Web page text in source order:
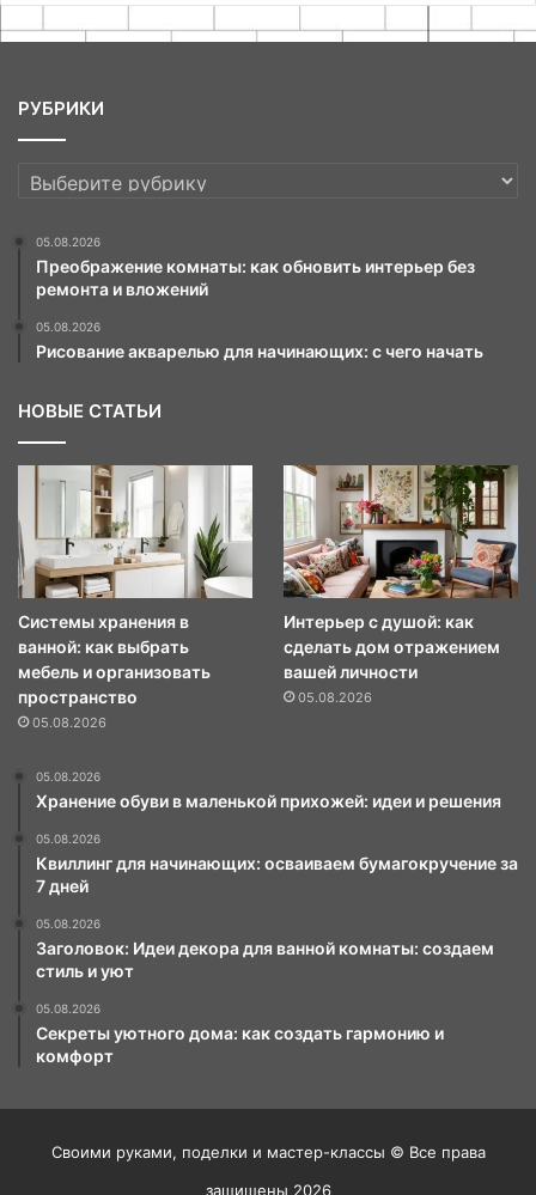
РУБРИКИ
РУБРИКИ
05.08.2026
Преображение комнаты: как обновить интерьер без
ремонта и вложений
05.08.2026
Рисование акварелью для начинающих: с чего начать
НОВЫЕ СТАТЬИ
Системы хранения в
ванной: как выбрать
мебель и организовать
пространство
05.08.2026
Интерьер с душой: как
сделать дом отражением
вашей личности
05.08.2026
05.08.2026
Хранение обуви в маленькой прихожей: идеи и решения
05.08.2026
Квиллинг для начинающих: осваиваем бумагокручение за
7 дней
05.08.2026
Заголовок: Идеи декора для ванной комнаты: создаем
стиль и уют
05.08.2026
Секреты уютного дома: как создать гармонию и
комфорт
Своими руками, поделки и мастер-классы © Все права
защищены 2026